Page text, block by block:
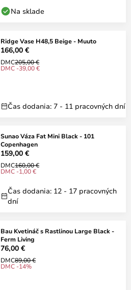
Na sklade
Ridge Vase H48,5 Beige - Muuto
166,00 €
DMC205,00 €
DMC -39,00 €
Čas dodania: 7 - 11 pracovných dní
Sunao Váza Fat Mini Black - 101
Copenhagen
159,00 €
DMC160,00 €
DMC -1,00 €
Čas dodania: 12 - 17 pracovných
dní
Bau Kvetináč s Rastlinou Large Black -
Ferm Living
76,00 €
DMC89,00 €
DMC -14%